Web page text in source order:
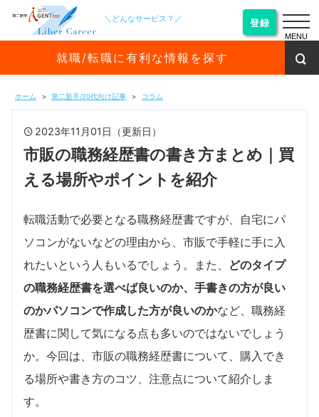
＼どんなサービス？／ 登録
就職/転職に有利な情報を探す
ホーム 第二新卒/20代向け記事 コラム
2023年11月01日（更新日）
市販の職務経歴書の書き方まとめ｜買
える場所やポイントを紹介
転職活動で必要となる職務経歴書ですが、自宅にパ
ソコンがないなどの理由から、市販で手軽に手に入
れたいという人もいるでしょう。また、 どのタイプ
の職務経歴書を選べば良いのか、手書きの方が良い
のかパソコンで作成した方が良いのかなど、職務経
歴書に関して気になる点も多いのではないでしょう
か。今回は、市販の職務経歴書について、購入でき
る場所や書き方のコツ、注意点について紹介しま
す。
MENU